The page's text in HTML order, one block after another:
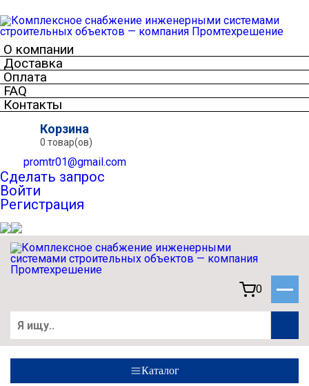
О компании
Доставка
Оплата
FAQ
Контакты
Корзина
0 товар(ов)
promtr01@gmail.com
Сделать запрос
Войти
Регистрация
0
Каталог